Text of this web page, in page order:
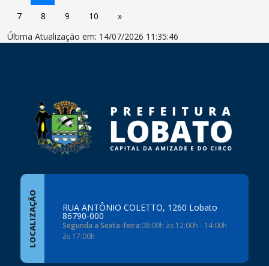
7
8 9 10
»
Última Atualização em: 14/07/2026 11:35:46
LOCALIZAÇÃO RUA ANTÔNIO COLETTO, 1260 Lobato
86790-000
Segunda a Sexta-feira:08:00h às 12:00h - 14:00h
às 17:00h